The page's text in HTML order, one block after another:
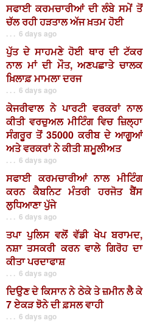
ਸਫਾਈ ਕਰਮਚਾਰੀਆਂ ਦੀ ਲੰਬੇ ਸਮੇਂ ਤੋਂ
ਚੱਲ ਰਹੀ ਹੜਤਾਲ ਅੱਜ ਖ਼ਤਮ ਹੋਈ
. . . 6 days ago
ਪੁੱਤ ਦੇ ਸਾਹਮਣੇ ਹੋਈ ਥਾਰ ਦੀ ਟੱਕਰ
ਨਾਲ ਮਾਂ ਦੀ ਮੌਤ, ਅਣਪਛਾਤੇ ਚਾਲਕ
ਖ਼ਿਲਾਫ਼ ਮਾਮਲਾ ਦਰਜ
. . . 6 days ago
ਕੇਜਰੀਵਾਲ ਨੇ ਪਾਰਟੀ ਵਰਕਰਾਂ ਨਾਲ
ਕੀਤੀ ਵਰਚੁਅਲ ਮੀਟਿੰਗ ਵਿਚ ਜ਼ਿਲ੍ਹਾ
ਸੰਗਰੂਰ ਤੋਂ 35000 ਕਰੀਬ ਦੇ ਆਗੂਆਂ
ਅਤੇ ਵਰਕਰਾਂ ਨੇ ਕੀਤੀ ਸ਼ਮੂਲੀਅਤ
. . . 6 days ago
ਸਫਾਈ ਕਰਮਚਾਰੀਆਂ ਨਾਲ ਮੀਟਿੰਗ
ਕਰਨ ਕੈਬਨਿਟ ਮੰਤਰੀ ਹਰਜੋਤ ਬੈਂਸ
ਲੁਧਿਆਣਾ ਪੁੱਜੇ
. . . 6 days ago
ਤਪਾ ਪੁਲਿਸ ਵਲੋਂ ਵੱਡੀ ਖੇਪ ਬਰਾਮਦ,
ਨਸ਼ਾ ਤਸਕਰੀ ਕਰਨ ਵਾਲੇ ਗਿਰੋਹ ਦਾ
ਕੀਤਾ ਪਰਦਾਫਾਸ਼
. . . 6 days ago
ਦਿਉਣ ਦੇ ਕਿਸਾਨ ਨੇ ਠੇਕੇ ਤੇ ਜ਼ਮੀਨ ਲੈ ਕੇ
7 ਏਕੜ ਝੋਨੇ ਦੀ ਫ਼ਸਲ ਵਾਹੀ
. . . 6 days ago